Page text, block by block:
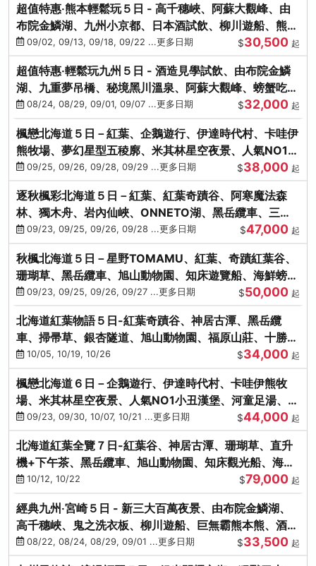
超值特惠‧熊本輕鬆玩５日 - 高千穗峽、阿蘇大觀峰、由
布院金鱗湖、九州小京都、日本酒試飲、柳川遊船、熊本
城、熊本AEON
09/02, 09/13, 09/18, 09/22 ...更多日期 $30,500 起
超值特惠‧輕鬆玩九州５日 - 酒造見學試飲、由布院金鱗
湖、九重夢吊橋、秘境黑川溫泉、阿蘇大觀峰、螃蟹吃到
飽08/24, 08/29, 09/01, 09/07 ...更多日期 $32,000 起
楓戀北海道５日－紅葉、企鵝遊行、伊達時代村、卡哇伊
熊牧場、夢幻星型五稜廓、米其林星空夜景、人氣NO1小
丑漢堡、洞爺花火
09/25, 09/26, 09/28, 09/29 ...更多日期 $38,000 起
逐秋楓彩北海道５日－紅葉、紅葉奇蹟谷、阿寒魔法森
林、獨木舟、岩內仙峽、ONNETO湖、黑岳纜車、三國
峠、豐平峽、螃蟹溫泉
09/23, 09/25, 09/26, 09/28 ...更多日期 $47,000 起
秋楓北海道５日－星野TOMAMU、紅葉、奇蹟紅葉谷、
珊瑚草、黑岳纜車、旭山動物園、知床遊覽船、海鮮螃蟹
和牛吃到飽
09/23, 09/25, 09/26, 09/27 ...更多日期 $50,000 起
北海道紅葉物語５日-紅葉奇蹟谷、神居古潭、黑岳纜
車、掃帚草、銀杏隧道、旭山動物園、福原山莊、十勝牧
場、冰的美術館
10/05, 10/19, 10/26 $34,000 起
楓戀北海道６日－企鵝遊行、伊達時代村、卡哇伊熊牧
場、米其林星空夜景、人氣NO1小丑漢堡、河童足湯、奇
幻燈遊步道、洞爺花火
09/23, 09/30, 10/07, 10/21 ...更多日期 $44,000 起
北海道紅葉全覽７日-紅葉谷、神居古潭、珊瑚草、直升
機+下午茶、黑岳纜車、旭山動物園、知床觀光船、海膽
涮涮鍋(不進免稅店)
10/12, 10/22 $79,000 起
經典九州‧宮崎５日 - 新三大百萬夜景、由布院金鱗湖、
高千穗峽、鬼之洗衣板、柳川遊船、巨無霸熊本熊、酒造
見學試飲
08/22, 08/24, 08/29, 09/01 ...更多日期 $33,500 起